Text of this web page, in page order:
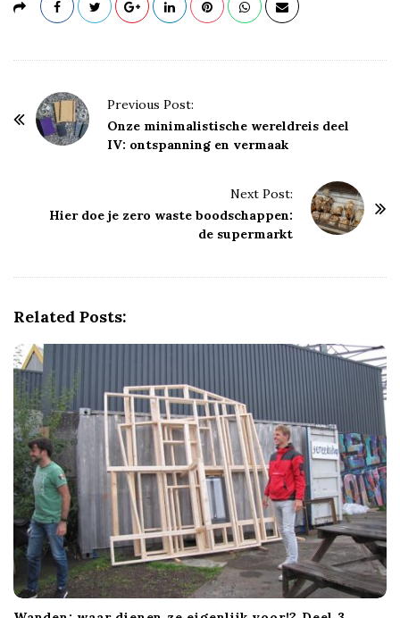
Previous Post:
Onze minimalistische wereldreis deel
IV: ontspanning en vermaak
Next Post:
Hier doe je zero waste boodschappen:
de supermarkt
Related Posts: